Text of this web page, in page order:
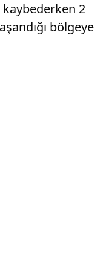
kaybederken 2
bölgeye